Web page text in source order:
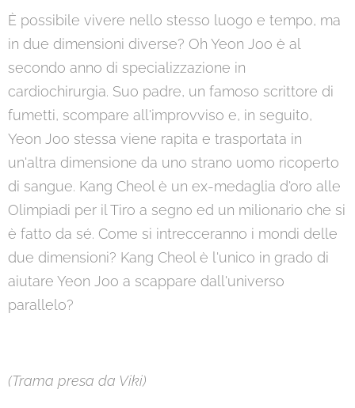
È possibile vivere nello stesso luogo e tempo, ma
in due dimensioni diverse? Oh Yeon Joo è al
secondo anno di specializzazione in
cardiochirurgia. Suo padre, un famoso scrittore di
fumetti, scompare all'improvviso e, in seguito,
Yeon Joo stessa viene rapita e trasportata in
un'altra dimensione da uno strano uomo ricoperto
di sangue. Kang Cheol è un ex-medaglia d'oro alle
Olimpiadi per il Tiro a segno ed un milionario che si
è fatto da sé. Come si intrecceranno i mondi delle
due dimensioni? Kang Cheol è l'unico in grado di
aiutare Yeon Joo a scappare dall'universo
parallelo?
(Trama presa da Viki)